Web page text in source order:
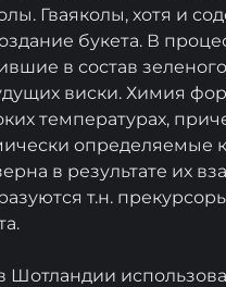
Гваяколы, хотя и
букета. В
в состав
виски. Химия
температурах,
определяемые
в результате их
т.н.
Шотландии